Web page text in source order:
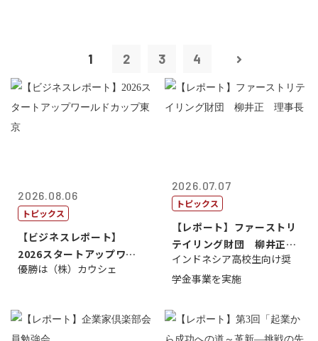
1 2 3 4
2026.08.06
トピックス
【ビジネスレポート】
2026スタートアップワー
ルドカップ東京
優勝は（株）カウシェ
2026.07.07
トピックス
【レポート】ファーストリ
テイリング財団 柳井正
理事長
インドネシア高校生向け奨
学金事業を実施